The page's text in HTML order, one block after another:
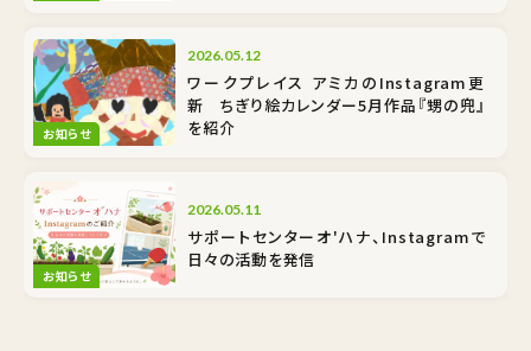
お知らせ
2026.05.12
ワークプレイス アミカのInstagram更
新 ちぎり絵カレンダー5月作品『甥の兜』
を紹介
お知らせ
2026.05.11
サポートセンターオ'ハナ、Instagramで
日々の活動を発信